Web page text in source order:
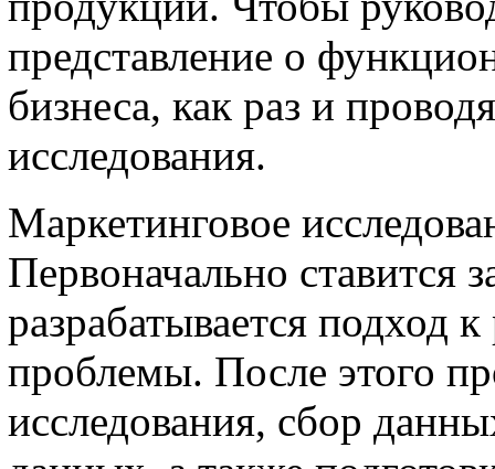
представление о
бизнеса, как раз и
исследования.
Маркетинговое
Первоначально ставится
разрабатывается подход
проблемы. После этого
исследования, сбор